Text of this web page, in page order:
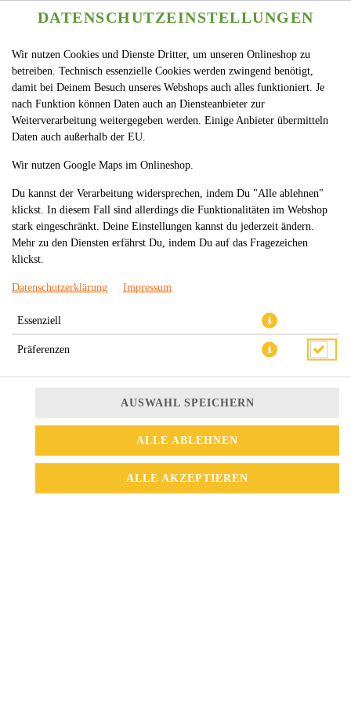
108. PAZIFISCHER OZEAN 5
DATENSCHUTZEINSTELLUNGEN
Wir nutzen Cookies und Dienste Dritter, um unseren Onlineshop zu
betreiben. Technisch essenzielle Cookies werden zwingend benötigt,
damit bei Deinem Besuch unseres Webshops auch alles funktioniert. Je
nach Funktion können Daten auch an Diensteanbieter zur
Weiterverarbeitung weitergegeben werden. Einige Anbieter übermitteln
Daten auch außerhalb der EU.
Wir nutzen Google Maps im Onlineshop.
Du kannst der Verarbeitung widersprechen, indem Du "Alle ablehnen"
klickst. In diesem Fall sind allerdings die Funktionalitäten im Webshop
stark eingeschränkt. Deine Einstellungen kannst du jederzeit ändern.
Mehr zu den Diensten erfährst Du, indem Du auf das Fragezeichen
klickst.
Datenschutzerklärung Impressum
Essenziell
Präferenzen
AUSWAHL SPEICHERN
ALLE ABLEHNEN
ALLE AKZEPTIEREN